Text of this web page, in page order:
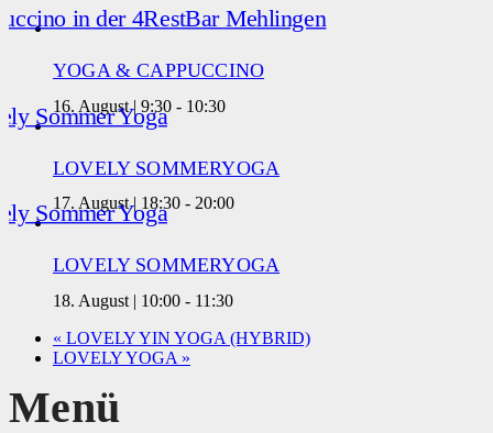
YOGA & CAPPUCCINO
16. August | 9:30 - 10:30
LOVELY SOMMERYOGA
17. August | 18:30 - 20:00
LOVELY SOMMERYOGA
18. August | 10:00 - 11:30
« LOVELY YIN YOGA (HYBRID)
LOVELY YOGA »
Menü